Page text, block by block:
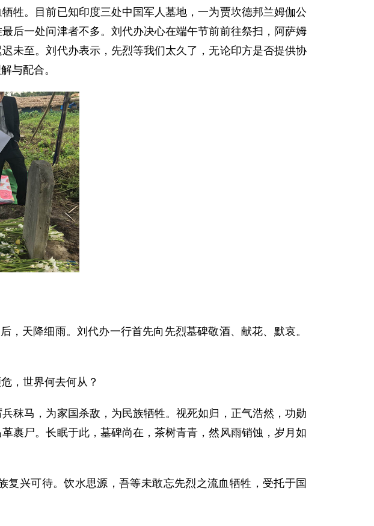
。目前已知印度三处中国军人墓地，一为贾坎德邦兰姆伽公
后一处问津者不多。刘代办决心在端午节前前往祭扫，阿萨姆
未至。刘代办表示，先烈等我们太久了，无论印方是否提供协
与配合。
天降细雨。刘代办一行首先向先烈墓碑敬酒、献花、默哀。
，世界何去何从？
马，为家国杀敌，为民族牺牲。视死如归，正气浩然，功勋
裹尸。长眠于此，墓碑尚在，茶树青青，然风雨销蚀，岁月如
兴可待。饮水思源，吾等未敢忘先烈之流血牺牲，受托于国